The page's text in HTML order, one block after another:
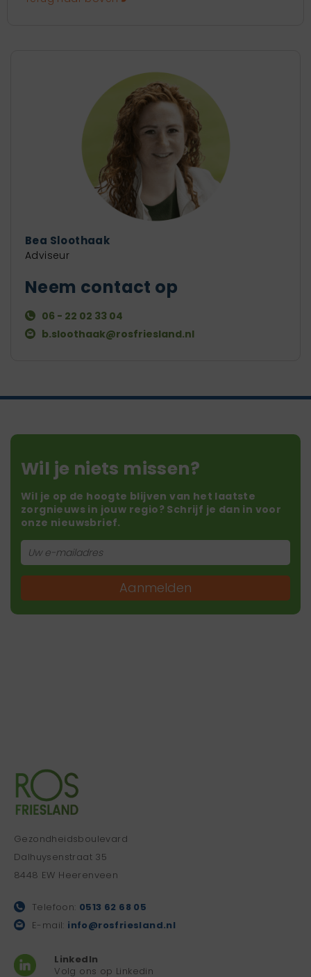
Bea Sloothaak
Adviseur
Neem contact op
06 - 22 02 33 04
b.sloothaak@rosfriesland.nl
Wil je niets missen?
Wil je op de hoogte blijven van het laatste
zorgnieuws in jouw regio? Schrijf je dan in voor
onze nieuwsbrief.
Aanmelden
Gezondheidsboulevard
Dalhuysenstraat 35
8448 EW Heerenveen
Telefoon: 0513 62 68 05
E-mail: info@rosfriesland.nl
LinkedIn
Volg ons op Linkedin